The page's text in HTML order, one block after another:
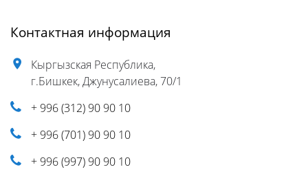
Контактная информация
Кыргызская Республика,
г.Бишкек, Джунусалиева, 70/1
+ 996 (312) 90 90 10
+ 996 (701) 90 90 10
+ 996 (997) 90 90 10